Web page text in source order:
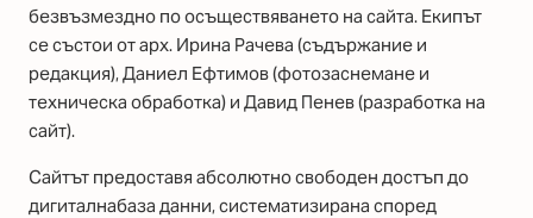
безвъзмездно по осъществяването на сайта. Екипът
се състои от арх. Ирина Рачева (съдържание и
редакция), Даниел Ефтимов (фотозаснемане и
техническа обработка) и Давид Пенев (разработка на
сайт).
Сайтът предоставя абсолютно свободен достъп до
дигиталнабаза данни, систематизирана според